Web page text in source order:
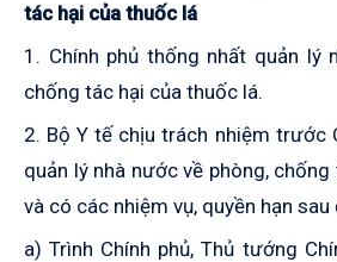
tác hại của thuốc lá
1. Chính phủ thống nhất quản lý
chống tác hại của thuốc lá.
2. Bộ Y tế chịu trách nhiệm trước
quản lý nhà nước về phòng,
và có các nhiệm vụ, quyền hạn sau
a) Trình Chính phủ, Thủ tướng